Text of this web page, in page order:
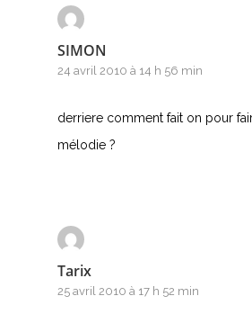
SIMON
24 avril 2010 à 14 h 56 min
derriere comment fait on pour
mélodie ?
Tarix
25 avril 2010 à 17 h 52 min